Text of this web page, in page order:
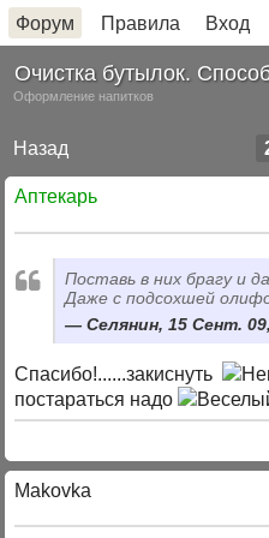
Форум Правила Вход
Очистка бутылок.
Оформление напитков
Назад
Аптекарь
Поставь в них брагу и
Даже с подсохшей
Селянин, 15 Сент.
Спасибо!......закиснуть
постараться надо
Makovka